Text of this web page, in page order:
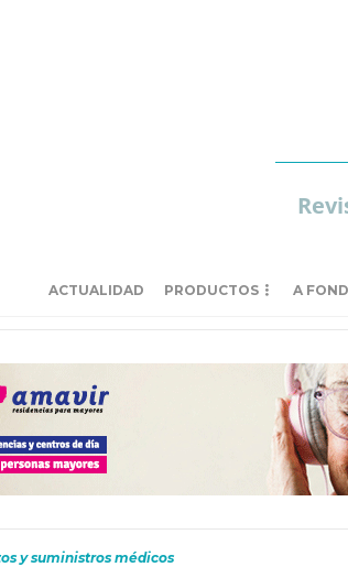
ACTUALIDAD PRODUCTOS A
y suministros médicos